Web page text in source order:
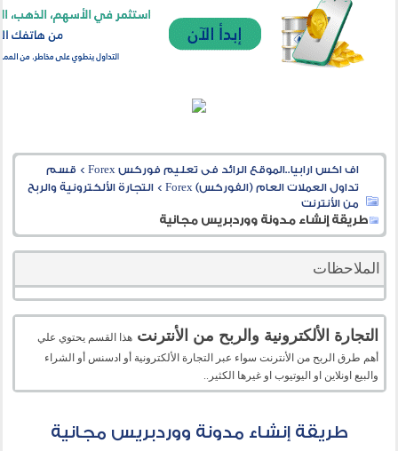
اف اكس ارابيا..الموقع الرائد فى تعليم فوركس Forex > قسم
تداول العملات العام (الفوركس) Forex
>التجارة الألكترونية والربح
من الأنترنت
طريقة إنشاء مدونة ووردبريس مجانية
الملاحظات
التجارة الألكترونية والربح من الأنترنت هذا القسم يحتوي علي
أهم طرق الربح من الأنترنت سواء عبر التجارة الألكترونية أو ادسنس أو الشراء
والبيع اونلاين او اليوتيوب او غيرها الكثير..
طريقة إنشاء مدونة ووردبريس مجانية